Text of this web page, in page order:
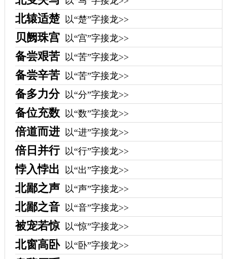
北辕适楚 以“楚”字接龙>>
贝阙珠宫 以“宫”字接龙>>
备尝艰苦 以“苦”字接龙>>
备尝辛苦 以“苦”字接龙>>
备多力分 以“分”字接龙>>
备位充数 以“数”字接龙>>
倍道而进 以“进”字接龙>>
倍日并行 以“行”字接龙>>
悖入悖出 以“出”字接龙>>
北鄙之声 以“声”字接龙>>
北鄙之音 以“音”字接龙>>
被宠若惊 以“惊”字接龙>>
北窗高卧 以“卧”字接龙>>